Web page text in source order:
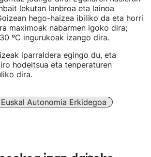
lekutan lanbroa eta lainoa
hego-haizea ibiliko da eta horri
maximoak nabarmen igoko dira;
ºC ingurukoak izango dira.
iparraldera egingo du, eta
hodeitsua eta tenperaturen
dira.
Euskal Autonomia Erkidegoa